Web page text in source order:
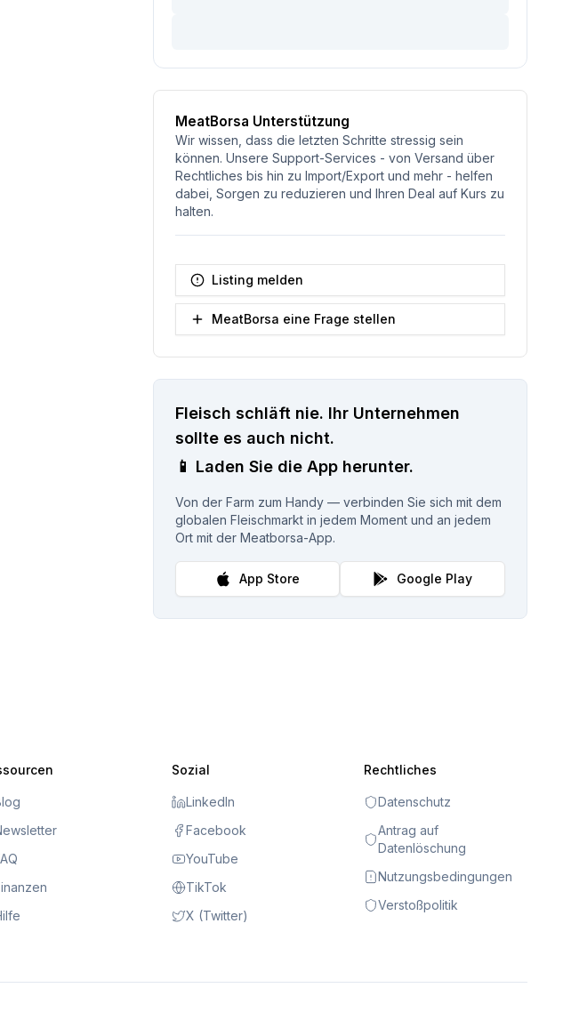
MeatBorsa Unterstützung
Wir wissen, dass die letzten Schritte stressig sein
können. Unsere Support-Services - von Versand über
Rechtliches bis hin zu Import/Export und mehr - helfen
dabei, Sorgen zu reduzieren und Ihren Deal auf Kurs zu
halten.
Listing melden
MeatBorsa eine Frage stellen
Fleisch schläft nie. Ihr Unternehmen
sollte es auch nicht.
📱 Laden Sie die App herunter.
Von der Farm zum Handy — verbinden Sie sich mit dem
globalen Fleischmarkt in jedem Moment und an jedem
Ort mit der Meatborsa-App.
App Store Google Play
Sozial
LinkedIn
Facebook
YouTube
TikTok
X (Twitter)
Rechtliches
Datenschutz
Antrag auf
Datenlöschung
Nutzungsbedingungen
Verstoßpolitik